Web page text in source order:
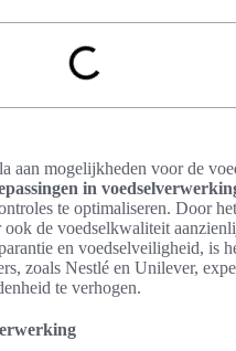
aan mogelijkheden voor de
in
te optimaliseren. Door
de voedselkwaliteit
en voedselveiligheid, is
zoals Nestlé en Unilever,
te verhogen.